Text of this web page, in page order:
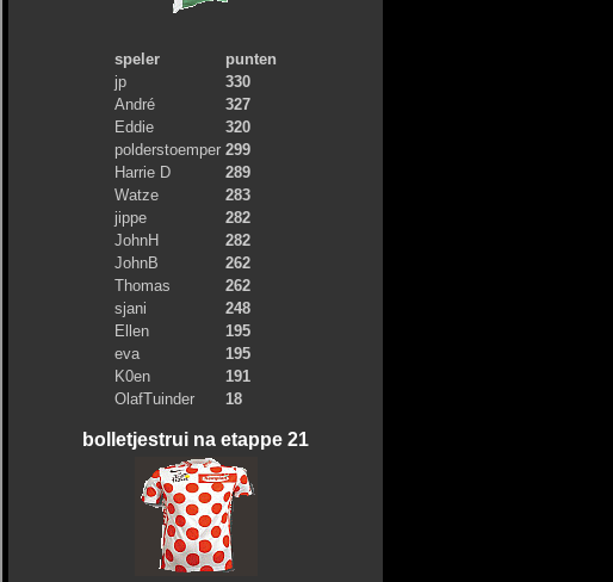
speler
punten
jp
330
André
327
Eddie
320
polderstoemper 299
Harrie D
289
Watze
283
jippe
282
JohnH
282
JohnB
262
Thomas
262
sjani
248
Ellen
195
eva
195
K0en
191
OlafTuinder
18
bolletjestrui na etappe 21